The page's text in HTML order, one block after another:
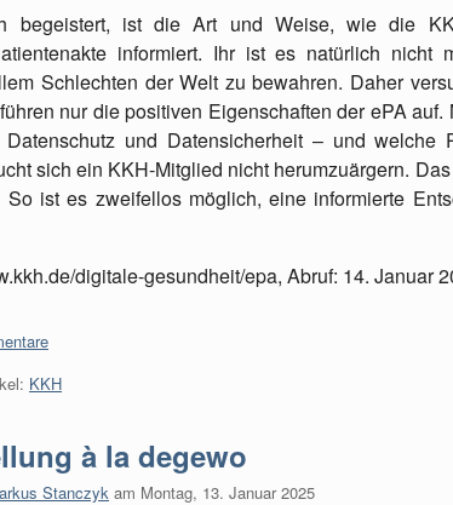
begeistert, ist die Art und Weise, wie die
informiert. Ihr ist es natürlich nicht
Schlechten der Welt zu bewahren. Daher
nur die positiven Eigenschaften der ePA auf.
und Datensicherheit – und welche
sich ein KKH-Mitglied nicht herumzuärgern.
So ist es zweifellos möglich, eine informierte
digitale-gesundheit/epa, Abruf: 14. Januar
KKH
à la degewo
Stanczyk am Montag, 13. Januar 2025